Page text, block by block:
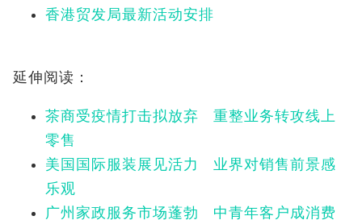
香港贸发局最新活动安排
延伸阅读：
茶商受疫情打击拟放弃 重整业务转攻线上
零售
美国国际服装展见活力 业界对销售前景感
乐观
广州家政服务市场蓬勃 中青年客户成消费